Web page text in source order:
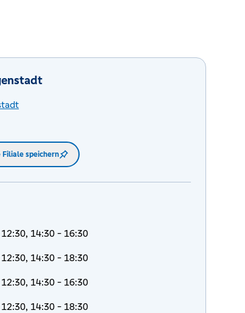
Filiale speichern
14:30 - 16:30
14:30 - 18:30
14:30 - 16:30
14:30 - 18:30